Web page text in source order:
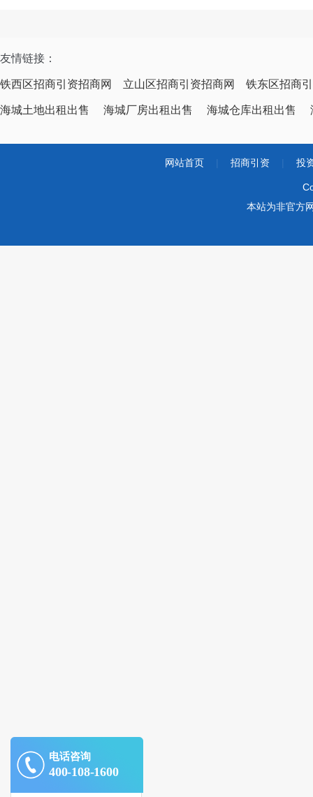
友情链接：
铁西区招商引资招商网 立山区招商引资招商网 铁东区招商
海城土地出租出售 海城厂房出租出售 海城仓库出租出售
网站首页 招商引资 投
本站为非官方
电话咨询
400-108-1600